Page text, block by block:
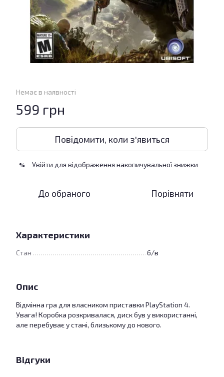
Немає в наявності
599 грн
Повідомити, коли з'явиться
% Увійти для відображення накопичувальної знижки
До обраного Порівняти
Характеристики
Стан б/в
Опис
Відмінна гра для власником приставки PlayStation 4.
Увага! Коробка розкривалася, диск був у використанні,
але перебуває у стані, близькому до нового.
Відгуки